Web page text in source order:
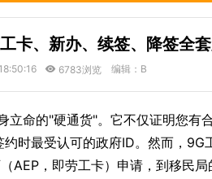
卡、新办、续签、降签全
6783浏览 编辑：B
立命的"硬通货"。它不仅证明您有
时最受认可的政府ID。然而，9G
，即劳工卡）申请，到移民局